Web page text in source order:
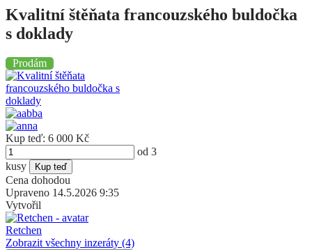
Kvalitní štěňata francouzského buldočka
s doklady
Prodám
Kup teď: 6 000 Kč
od 3
kusy
Kup teď
Cena dohodou
Upraveno 14.5.2026 9:35
Vytvořil
Retchen
Zobrazit všechny inzeráty (4)